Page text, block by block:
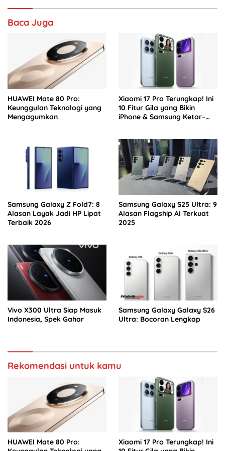
o
k
p
Baca Juga
HUAWEI Mate 80 Pro:
Keunggulan Teknologi yang
Mengagumkan
Xiaomi 17 Pro Terungkap! Ini
10 Fitur Gila yang Bikin
iPhone & Samsung Ketar–
Samsung Galaxy Z Fold7: 8
Alasan Layak Jadi HP Lipat
Terbaik 2026
Samsung Galaxy S25 Ultra: 9
Alasan Flagship AI Terkuat
2025
Vivo X300 Ultra Siap Masuk
Indonesia, Spek Gahar
Samsung Galaxy Galaxy S26
Ultra: Bocoran Lengkap
Rekomendasi untuk kamu
HUAWEI Mate 80 Pro:
Xiaomi 17 Pro Terungkap! Ini